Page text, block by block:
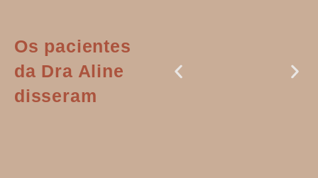
Os pacientes
da Dra Aline
disseram